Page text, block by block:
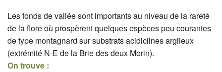
Les fonds de vallée sont importants au niveau de la rareté
de la flore où prospèrent quelques espèces peu courantes
de type montagnard sur substrats acidiclines argileux
(extrémité N-E de la Brie des deux Morin).
On trouve :